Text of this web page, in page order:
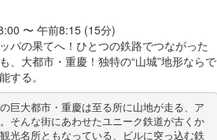
〜 午前8:15 (15分)
パの果てへ！ひとつの鉄路でつながった
、大都市・重慶！独特の“山城”地形ならで
する。
巨大都市・重慶は至る所に山地が走る、ア
そんな街にあわせたユニーク鉄道が古くか
光名所ともなっている、ビルに突っ込む鉄